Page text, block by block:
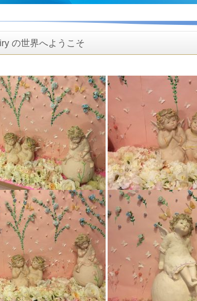
の世界へようこそ